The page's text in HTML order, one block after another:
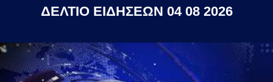
ΔΕΛΤΙΟ ΕΙΔΗΣΕΩΝ 04 08 2026